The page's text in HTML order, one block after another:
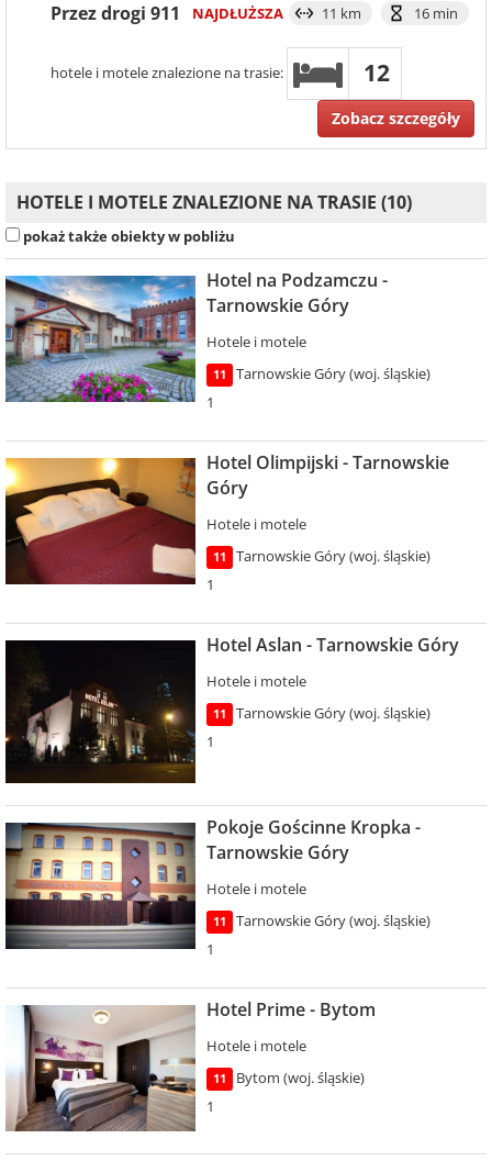
Przez drogi 911 NAJDŁUŻSZA 11 km 16 min
hotele i motele znalezione na trasie: 12
Zobacz szczegóły
HOTELE I MOTELE ZNALEZIONE NA TRASIE (10)
pokaż także obiekty w pobliżu
Hotel na Podzamczu -
Tarnowskie Góry
Hotele i motele
11
Tarnowskie Góry (woj. śląskie)
1
Hotel Olimpijski - Tarnowskie
Góry
Hotele i motele
11
Tarnowskie Góry (woj. śląskie)
1
Hotel Aslan - Tarnowskie Góry
Hotele i motele
11
Tarnowskie Góry (woj. śląskie)
1
Pokoje Gościnne Kropka -
Tarnowskie Góry
Hotele i motele
11
Tarnowskie Góry (woj. śląskie)
1
Hotel Prime - Bytom
Hotele i motele
11
Bytom (woj. śląskie)
1